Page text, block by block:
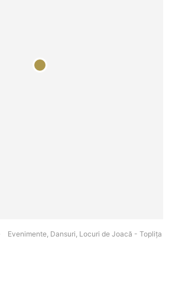
Evenimente, Dansuri, Locuri de Joacă - Topliţa